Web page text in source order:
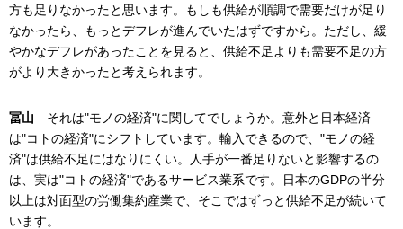
方も足りなかったと思います。もしも供給が順調で需要だけが足り
なかったら、もっとデフレが進んでいたはずですから。ただし、緩
やかなデフレがあったことを見ると、供給不足よりも需要不足の方
がより大きかったと考えられます。
冨山 それは"モノの経済"に関してでしょうか。意外と日本経済
は"コトの経済"にシフトしています。輸入できるので、"モノの経
済"は供給不足にはなりにくい。人手が一番足りないと影響するの
は、実は"コトの経済"であるサービス業系です。日本のGDPの半分
以上は対面型の労働集約産業で、そこではずっと供給不足が続いて
います。